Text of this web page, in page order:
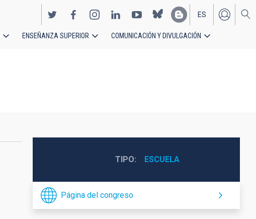
EN
ES
ENSEÑANZA SUPERIOR COMUNICACIÓN Y DIVULGACIÓN
TIPO ESCUELA
Página del congreso